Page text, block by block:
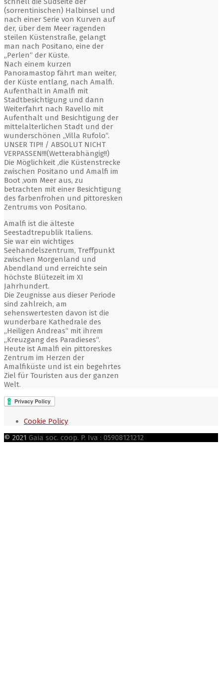
(sorrentinischen) Halbinsel und
nach einer Serie von Kurven auf
der, über dem Meer ragenden
steilen Küstenstraße, gelangt
man nach Positano, eine der
„Perlen“ der Küste.
Nach einem kurzen
Panoramastop fährt man weiter,
der Küste entlang, nach Amalfi.
Aufenthalt in Amalfi mit
Stadtbesichtigung und dann
Weiterfahrt nach Ravello mit
Aufenthalt und Besichtigung der
mittelalterlichen Stadt und der
wunderschönen „Villa Rufolo“.
UNSER TIP!! / ABSOLUT NICHT
VERPASSEN!!!(Wetterabhängig!!)
Die Möglichkeit ,die Küstenstrecke
zwischen Positano und Amalfi im
Boot ,vom Meer aus, zu
betrachten mit einer Besichtigung
des farbenfrohen und pittoresken
Zentrums von Positano.
Amalfi ist die älteste
Seestadtrepublik Italiens.
Sie war ein wichtiges
Seehandelszentrum, Treffpunkt
zwischen Morgenland und
Abendland und erreichte sein
höchste Blütezeit im XI
Jahrhundert.
Die Zeugnisse aus dieser Periode
sind zahlreich, am
sehenswertesten davon ist die
wunderbare Kathedrale des
„Heiligen Andreas“ mit ihrem
„Kreuzgang des Paradieses“.
Heute ist Amalfi ein pittoreskes
Zentrum im Herzen der
Amalfiküste und ist ein begehrtes
Ziel für Touristen aus der ganzen
Welt.
Cookie Policy
© 2021 Gaia soc. coop. P. Iva : 05908121212